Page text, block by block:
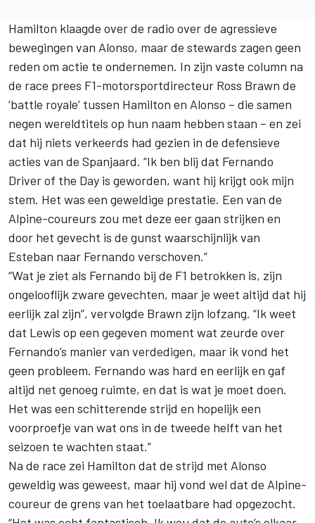
Hamilton klaagde over de radio over de agressieve
bewegingen van Alonso, maar de stewards zagen geen
reden om actie te ondernemen. In zijn vaste column na
de race prees F1-motorsportdirecteur Ross Brawn de
‘battle royale’ tussen Hamilton en Alonso – die samen
negen wereldtitels op hun naam hebben staan – en zei
dat hij niets verkeerds had gezien in de defensieve
acties van de Spanjaard. “Ik ben blij dat Fernando
Driver of the Day is geworden, want hij krijgt ook mijn
stem. Het was een geweldige prestatie. Een van de
Alpine-coureurs zou met deze eer gaan strijken en
door het gevecht is de gunst waarschijnlijk van
Esteban naar Fernando verschoven.”
“Wat je ziet als Fernando bij de F1 betrokken is, zijn
ongelooflijk zware gevechten, maar je weet altijd dat hij
eerlijk zal zijn”, vervolgde Brawn zijn lofzang. “Ik weet
dat Lewis op een gegeven moment wat zeurde over
Fernando’s manier van verdedigen, maar ik vond het
geen probleem. Fernando was hard en eerlijk en gaf
altijd net genoeg ruimte, en dat is wat je moet doen.
Het was een schitterende strijd en hopelijk een
voorproefje van wat ons in de tweede helft van het
seizoen te wachten staat.”
Na de race zei Hamilton dat de strijd met Alonso
geweldig was geweest, maar hij vond wel dat de Alpine-
coureur de grens van het toelaatbare had opgezocht.